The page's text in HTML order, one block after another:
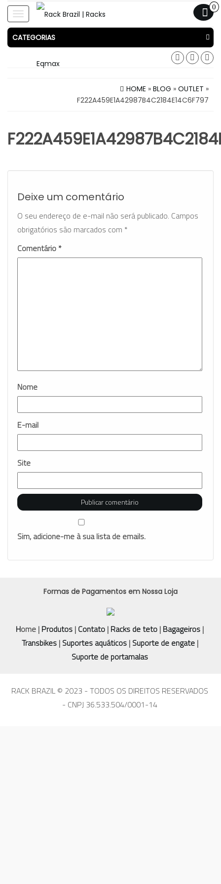
Toggle
navigation
0
CATEGORIAS
HOME » BLOG » OUTLET »
F222A459E1A42987B4C2184E14C6F797
Deixe um comentário
O seu endereço de e-mail não será publicado. Campos
obrigatórios são marcados com *
Comentário*
Nome
E-mail
Site
Sim, adicione-me à sua lista de emails.
Formas de Pagamentos em Nossa Loja
Home |Produtos|Contato|Racks de teto|Bagageiros|
Transbikes|Suportes aquáticos|Suporte de engate|
Suporte de portamalas
RACK BRAZIL © 2023 - TODOS OS DIREITOS RESERVADOS
- CNPJ 36.533.504/0001-14